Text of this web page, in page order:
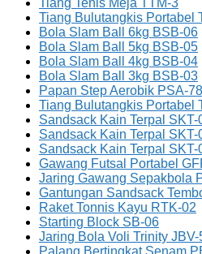
Tiang Bulutangkis Portabel
Bola Slam Ball 6kg BSB-06
Bola Slam Ball 5kg BSB-05
Bola Slam Ball 4kg BSB-04
Bola Slam Ball 3kg BSB-03
Papan Step Aerobik PSA-
Tiang Bulutangkis Portabel
Sandsack Kain Terpal SKT-
Sandsack Kain Terpal SKT-
Sandsack Kain Terpal
Gawang Futsal Portabel
Jaring Gawang Sepakbola
Gantungan Sandsack
Raket Tonnis Kayu RTK-02
Starting Block SB-06
Jaring Bola Voli Trinity JBV-
Palang Bertingkat Senam